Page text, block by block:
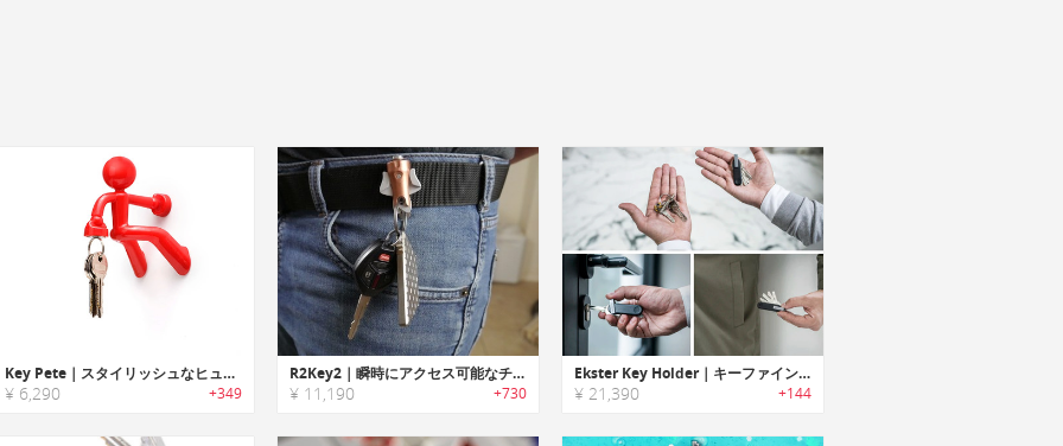
Key Pete｜スタイリッシュなヒューマンモチーフマグネットキーホルダー
¥ 6,290 +349
R2Key2｜瞬時にアクセス可能なチタン製キークリップ「R2キー2」
¥ 11,190 +730
Ekster Key Holder｜キーファインダー・LEDライト搭載スマートキーホルダー「エクスター」
¥ 21,390 +144